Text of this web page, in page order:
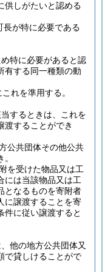
供しがたいと認める
長が特に必要である
特に必要があると認
有する同一種類の動
れを準用する。
するときは、これを
渡することができ
公共団体その他公共
を受けた物品又は工
には当該物品又は工
となるものを寄附者
に譲渡することを寄
件に従い譲渡すると
他の地方公共団体又
で貸しけることがで